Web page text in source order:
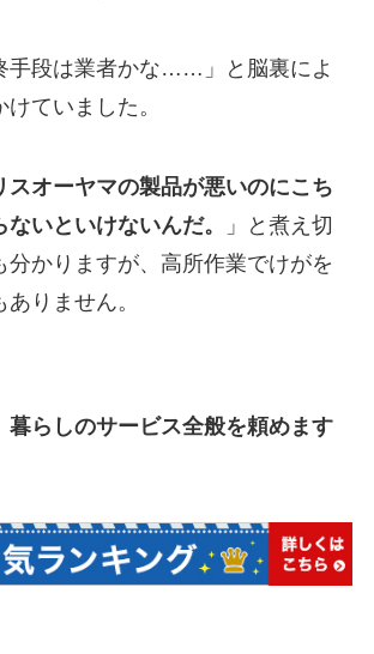
手段は業者かな……」と脳裏によ
ていました。
スオーヤマの製品が悪いのにこち
いといけないんだ。
」と煮え切
分かりますが、高所作業でけがを
りません。
暮らしのサービス全般を頼めます